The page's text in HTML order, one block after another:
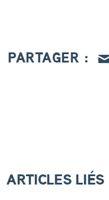
r
l
PARTAGER :
ARTICLES LIÉS